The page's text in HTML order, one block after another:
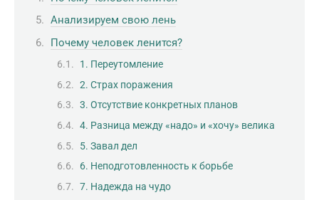
Анализируем свою лень
Почему человек ленится?
1. Переутомление
2. Страх поражения
3. Отсутствие конкретных планов
4. Разница между «надо» и «хочу» велика
5. Завал дел
6. Неподготовленность к борьбе
7. Надежда на чудо